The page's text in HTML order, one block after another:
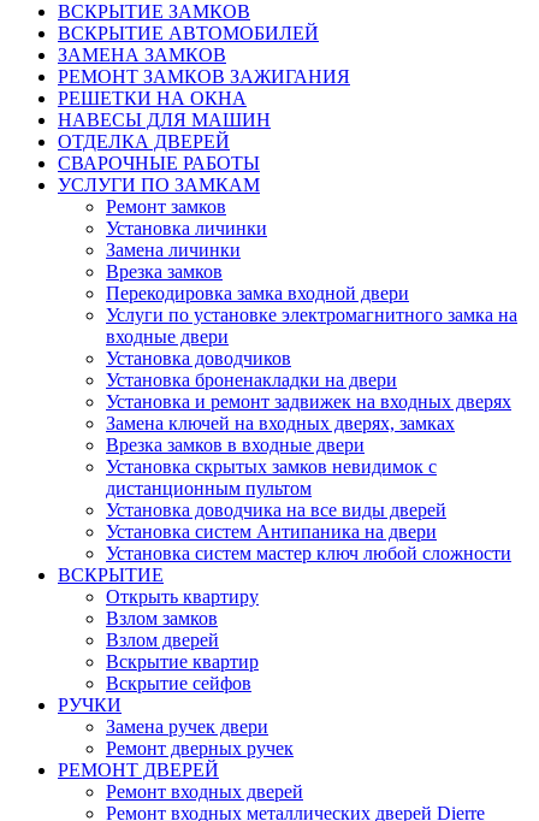
ВСКРЫТИЕ ЗАМКОВ
ВСКРЫТИЕ АВТОМОБИЛЕЙ
ЗАМЕНА ЗАМКОВ
РЕМОНТ ЗАМКОВ ЗАЖИГАНИЯ
РЕШЕТКИ НА ОКНА
НАВЕСЫ ДЛЯ МАШИН
ОТДЕЛКА ДВЕРЕЙ
СВАРОЧНЫЕ РАБОТЫ
УСЛУГИ ПО ЗАМКАМ
Ремонт замков
Установка личинки
Замена личинки
Врезка замков
Перекодировка замка входной двери
Услуги по установке электромагнитного замка на
входные двери
Установка доводчиков
Установка броненакладки на двери
Установка и ремонт задвижек на входных дверях
Замена ключей на входных дверях, замках
Врезка замков в входные двери
Установка скрытых замков невидимок с
дистанционным пультом
Установка доводчика на все виды дверей
Установка систем Антипаника на двери
Установка систем мастер ключ любой сложности
ВСКРЫТИЕ
Открыть квартиру
Взлом замков
Взлом дверей
Вскрытие квартир
Вскрытие сейфов
РУЧКИ
Замена ручек двери
Ремонт дверных ручек
РЕМОНТ ДВЕРЕЙ
Ремонт входных дверей
Ремонт входных металлических дверей Dierre